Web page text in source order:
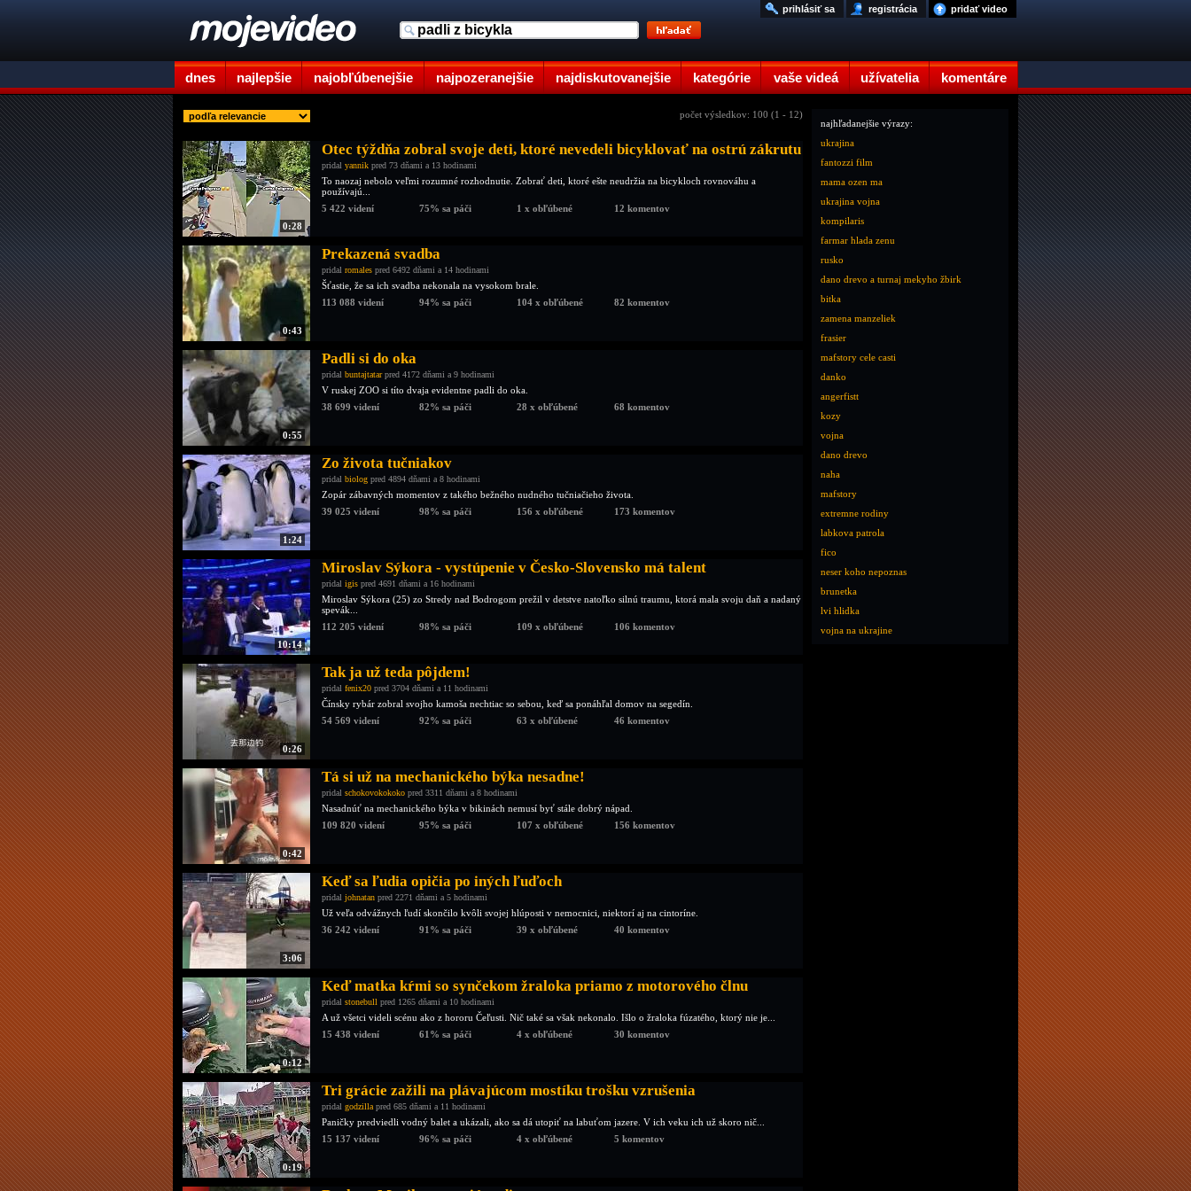
dnes najlepšie najobľúbenejšie najpozeranejšie najdiskutovanejšie kategórie vaše videá užívatelia komentáre
pridať video
registrácia
prihlásiť sa
počet výsledkov: 100 (1 - 12)
0:28
Otec týždňa zobral svoje deti, ktoré nevedeli bicyklovať na ostrú zákrutu
pridal yannik pred 73 dňami a 13 hodinami
To naozaj nebolo veľmi rozumné rozhodnutie. Zobrať deti, ktoré ešte neudržia na bicykloch rovnováhu a
používajú...
5 422 videní
75% sa páči 1 x obľúbené 12 komentov
0:43
Prekazená svadba
pridal romales pred 6492 dňami a 14 hodinami
Šťastie, že sa ich svadba nekonala na vysokom brale.
113 088 videní
94% sa páči 104 x obľúbené 82 komentov
0:55
Padli si do oka
pridal buntajtatarpred 4172 dňami a 9 hodinami
V ruskej ZOO si títo dvaja evidentne padli do oka.
38 699 videní
82% sa páči 28 x obľúbené 68 komentov
1:24
Zo života tučniakov
pridal biolog pred 4894 dňami a 8 hodinami
Zopár zábavných momentov z takého bežného nudného tučniačieho života.
39 025 videní
98% sa páči 156 x obľúbené 173 komentov
10:14
Miroslav Sýkora - vystúpenie v Česko-Slovensko má talent
pridal igis pred 4691 dňami a 16 hodinami
Miroslav Sýkora (25) zo Stredy nad Bodrogom prežil v detstve natoľko silnú traumu, ktorá mala svoju daň a nadaný
spevák...
112 205 videní
98% sa páči 109 x obľúbené 106 komentov
0:26
Tak ja už teda pôjdem!
pridal fenix20 pred 3704 dňami a 11 hodinami
Čínsky rybár zobral svojho kamoša nechtiac so sebou, keď sa ponáhľal domov na segedín.
54 569 videní
92% sa páči 63 x obľúbené 46 komentov
0:42
Tá si už na mechanického býka nesadne!
pridal schokovokokoko pred 3311 dňami a 8 hodinami
Nasadnúť na mechanického býka v bikinách nemusí byť stále dobrý nápad.
109 820 videní
95% sa páči 107 x obľúbené 156 komentov
3:06
Keď sa ľudia opičia po iných ľuďoch
pridal johnatan pred 2271 dňami a 5 hodinami
Už veľa odvážnych ľudí skončilo kvôli svojej hlúposti v nemocnici, niektorí aj na cintoríne.
36 242 videní
91% sa páči 39 x obľúbené 40 komentov
0:12
Keď matka kŕmi so synčekom žraloka priamo z motorového člnu
pridal stonebull pred 1265 dňami a 10 hodinami
A už všetci videli scénu ako z hororu Čeľusti. Nič také sa však nekonalo. Išlo o žraloka fúzatého, ktorý nie je...
15 438 videní
61% sa páči 4 x obľúbené 30 komentov
0:19
Tri grácie zažili na plávajúcom mostíku trošku vzrušenia
pridal godzilla pred 685 dňami a 11 hodinami
Paničky predviedli vodný balet a ukázali, ako sa dá utopiť na labuťom jazere. V ich veku ich už skoro nič...
15 137 videní
96% sa páči 4 x obľúbené 5 komentov
najhľadanejšie výrazy:
ukrajina
fantozzi film
mama ozen ma
ukrajina vojna
kompilaris
farmar hlada zenu
rusko
dano drevo a turnaj mekyho žbirk
bitka
zamena manzeliek
frasier
mafstory cele casti
danko
angerfistt
kozy
vojna
dano drevo
naha
mafstory
extremne rodiny
labkova patrola
fico
neser koho nepoznas
brunetka
lvi hlidka
vojna na ukrajine